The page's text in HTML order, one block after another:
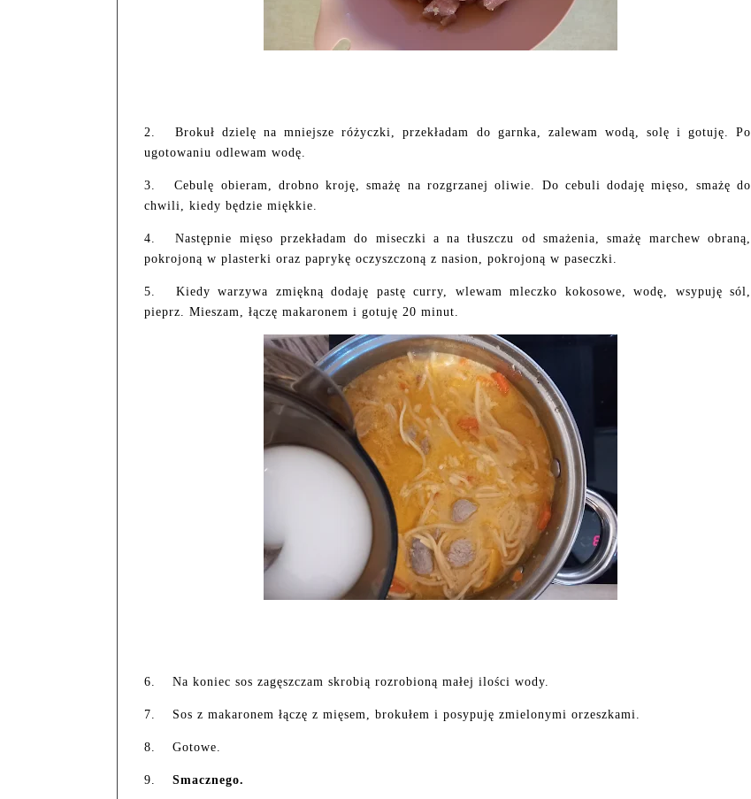
2.
Brokuł dzielę na mniejsze różyczki, przekładam do garnka, zalewam wodą, solę i gotuję. Po
ugotowaniu odlewam wodę.
3.
Cebulę obieram, drobno kroję, smażę na rozgrzanej oliwie. Do cebuli dodaję mięso, smażę do
chwili, kiedy będzie miękkie.
4.
Następnie mięso przekładam do miseczki a na tłuszczu od smażenia, smażę marchew obraną,
pokrojoną w plasterki oraz paprykę oczyszczoną z nasion, pokrojoną w paseczki.
5.
Kiedy warzywa zmiękną dodaję pastę curry, wlewam mleczko kokosowe, wodę, wsypuję sól,
pieprz. Mieszam, łączę makaronem i gotuję 20 minut.
6. Na koniec sos zagęszczam skrobią rozrobioną małej ilości wody.
7. Sos z makaronem łączę z mięsem, brokułem i posypuję zmielonymi orzeszkami.
8. Gotowe.
9. Smacznego.